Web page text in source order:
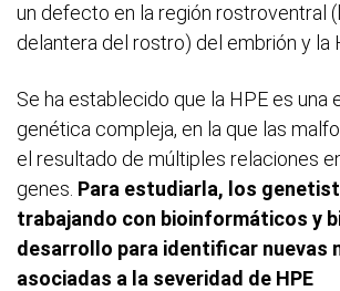
un defecto en la región rostroventral
delantera del rostro) del embrión y la
Se ha establecido que la HPE es una
genética compleja, en la que las
el resultado de múltiples relaciones
genes. Para estudiarla, los
trabajando con bioinformáticos y
desarrollo para identificar nuevas
asociadas a la severidad de HPE